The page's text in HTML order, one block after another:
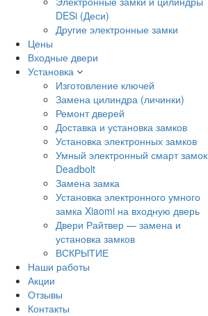
DESi (Деси)
Другие электронные замки
Цены
Входные двери
Установка
Изготовление ключей
Замена цилиндра (личинки)
Ремонт дверей
Доставка и установка замков
Установка электронных замков
Умный электронный смарт замок
Deadbolt
Замена замка
Установка электронного умного
замка Xiaomi на входную дверь
Двери Райтвер — замена и
установка замков
ВСКРЫТИЕ
Наши работы
Акции
Отзывы
Контакты